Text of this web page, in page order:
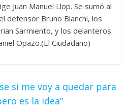
Juan Manuel Llop. Se sumó al
defensor Bruno Bianchi, los
Sarmiento, y los delanteros
Opazo.(El Ciudadano)
si me voy a quedar para
es la idea”